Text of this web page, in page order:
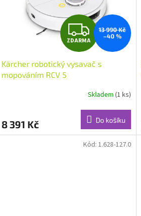
Z
D
A
R
M
A
ZDARMA
13 990 Kč
–40 %
Kärcher robotický vysavač s
mopováním RCV 5
Skladem (1 ks)
8 391 Kč Do košíku
Kód: 1.628-127.0